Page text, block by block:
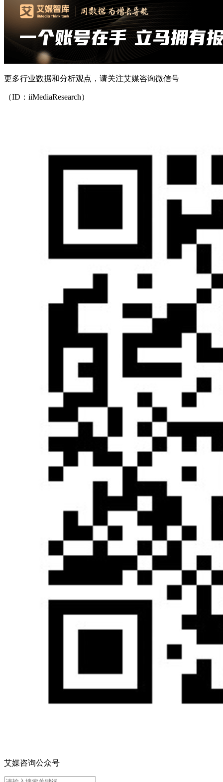
更多行业数据和分析观点，请关注艾媒咨询微信号
（ID：iiMediaResearch）
艾媒咨询公众号